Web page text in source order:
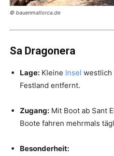
© bauenmallorca.de
Sa Dragonera
Lage: Kleine Insel westlich
Festland entfernt.
Zugang: Mit Boot ab Sant
Boote fahren mehrmals
Besonderheit: